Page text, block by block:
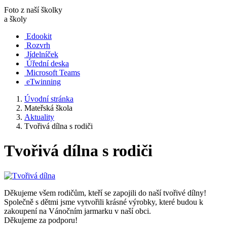
Foto z naší školky
a školy
Edookit
Rozvrh
Jídelníček
Úřední deska
Microsoft Teams
eTwinning
Úvodní stránka
Mateřská škola
Aktuality
Tvořivá dílna s rodiči
Tvořivá dílna s rodiči
Děkujeme všem rodičům, kteří se zapojili do naší tvořivé dílny!
Společně s dětmi jsme vytvořili krásné výrobky, které budou k
zakoupení na Vánočním jarmarku v naší obci.
Děkujeme za podporu!